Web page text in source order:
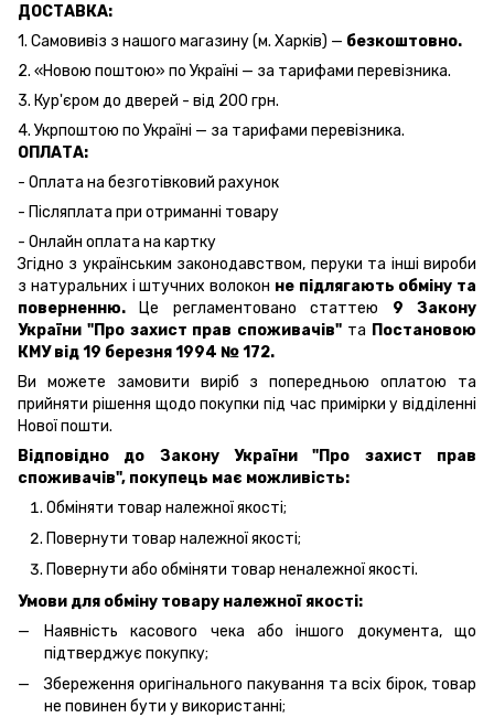
ДОСТАВКА:
1. Самовивіз з нашого магазину (м. Харків) — безкоштовно.
2. «Новою поштою» по Україні — за тарифами перевізника.
3. Кур'єром до дверей - від 200 грн.
4. Укрпоштою по Україні — за тарифами перевізника.
ОПЛАТА:
- Оплата на безготівковий рахунок
- Післяплата при отриманні товару
- Онлайн оплата на картку
Згідно з українським законодавством, перуки та інші вироби
з натуральних і штучних волокон не підлягають обміну та
поверненню. Це регламентовано статтею 9 Закону
України "Про захист прав споживачів" та Постановою
КМУ від 19 березня 1994 № 172.
Ви можете замовити виріб з попередньою оплатою та
прийняти рішення щодо покупки під час примірки у відділенні
Нової пошти.
Відповідно до Закону України "Про захист прав
споживачів", покупець має можливість:
Обміняти товар належної якості;
Повернути товар належної якості;
Повернути або обміняти товар неналежної якості.
Умови для обміну товару належної якості:
Наявність касового чека або іншого документа, що
підтверджує покупку;
Збереження оригінального пакування та всіх бірок, товар
не повинен бути у використанні;